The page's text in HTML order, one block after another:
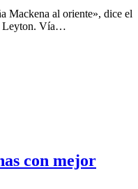
Mackena al oriente», dice el
Leyton. Vía…
con mejor